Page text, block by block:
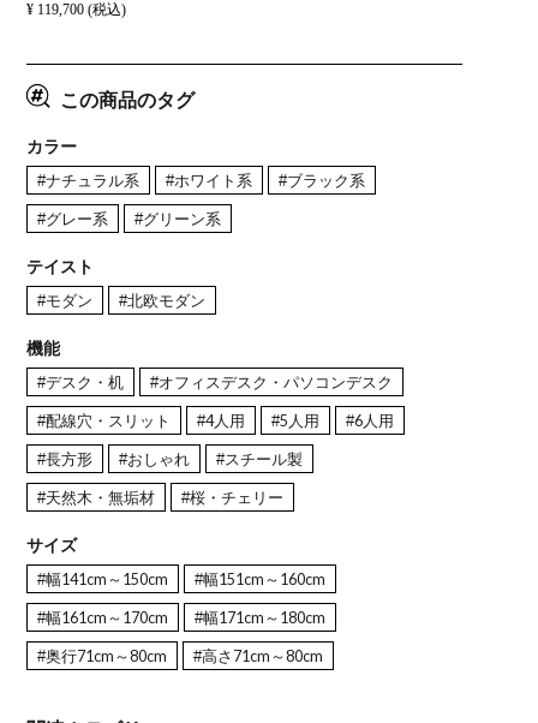
¥ 119,700 (税込)
この商品のタグ
カラー
#ナチュラル系 #ホワイト系 #ブラック系
#グレー系 #グリーン系
テイスト
#モダン #北欧モダン
機能
#デスク・机 #オフィスデスク・パソコンデスク
#配線穴・スリット #4人用 #5人用 #6人用
#長方形 #おしゃれ #スチール製
#天然木・無垢材 #桜・チェリー
サイズ
#幅141cm～150cm #幅151cm～160cm
#幅161cm～170cm #幅171cm～180cm
#奥行71cm～80cm #高さ71cm～80cm